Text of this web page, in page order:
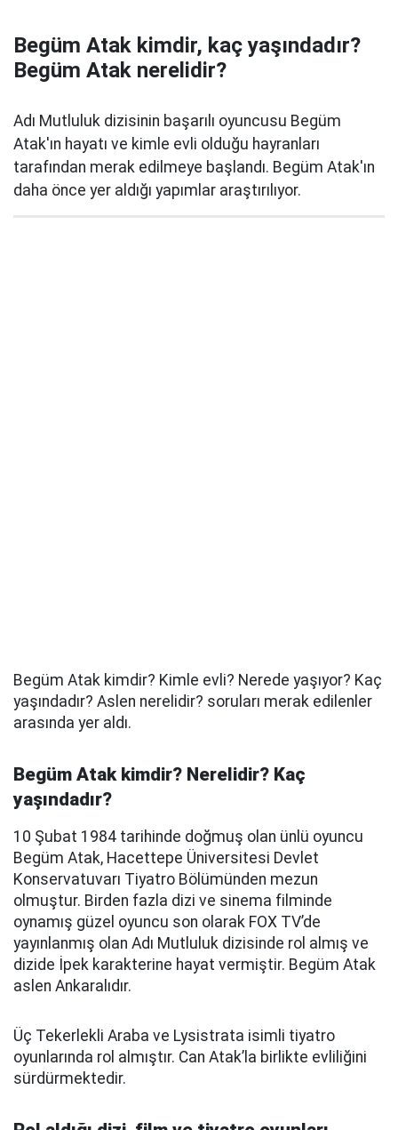
Begüm Atak kimdir, kaç yaşındadır?
Begüm Atak nerelidir?
Adı Mutluluk dizisinin başarılı oyuncusu Begüm
Atak'ın hayatı ve kimle evli olduğu hayranları
tarafından merak edilmeye başlandı. Begüm Atak'ın
daha önce yer aldığı yapımlar araştırılıyor.
Begüm Atak kimdir? Kimle evli? Nerede yaşıyor? Kaç
yaşındadır? Aslen nerelidir? soruları merak edilenler
arasında yer aldı.
Begüm Atak kimdir? Nerelidir? Kaç
yaşındadır?
10 Şubat 1984 tarihinde doğmuş olan ünlü oyuncu
Begüm Atak, Hacettepe Üniversitesi Devlet
Konservatuvarı Tiyatro Bölümünden mezun
olmuştur. Birden fazla dizi ve sinema filminde
oynamış güzel oyuncu son olarak FOX TV’de
yayınlanmış olan Adı Mutluluk dizisinde rol almış ve
dizide İpek karakterine hayat vermiştir. Begüm Atak
aslen Ankaralıdır.
Üç Tekerlekli Araba ve Lysistrata isimli tiyatro
oyunlarında rol almıştır. Can Atak’la birlikte evliliğini
sürdürmektedir.